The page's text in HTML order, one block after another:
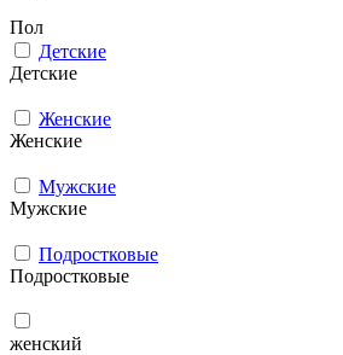
Пол
Детские
Детские
Женские
Женские
Мужcкие
Мужcкие
Подростковые
Подростковые
женский